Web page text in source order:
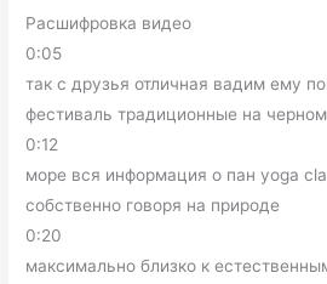
Расшифровка видео
0:05
так с друзья отличная вадим ему
фестиваль традиционные на черном
0:12
море вся информация о пан yoga
собственно говоря на природе
0:20
максимально близко к